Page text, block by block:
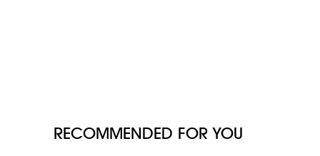
RECOMMENDED FOR YOU